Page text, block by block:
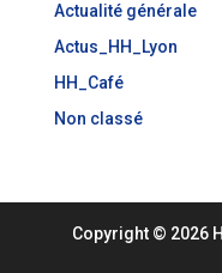
Actualité générale
Actus_HH_Lyon
HH_Café
Non classé
Copyright © 2026